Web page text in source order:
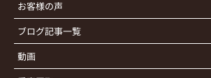
お客様の声
ブログ記事一覧
動画